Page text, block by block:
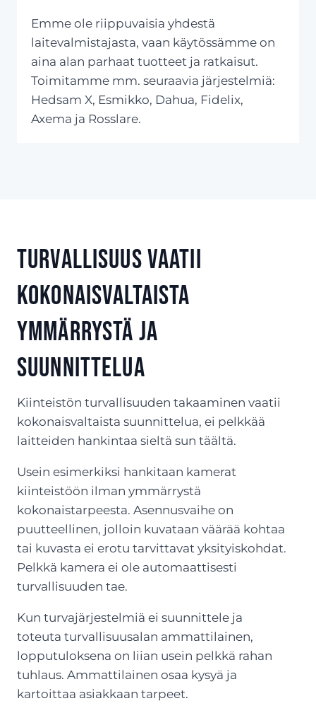
Emme ole riippuvaisia yhdestä
laitevalmistajasta, vaan käytössämme on
aina alan parhaat tuotteet ja ratkaisut.
Toimitamme mm. seuraavia järjestelmiä:
Hedsam X, Esmikko, Dahua, Fidelix,
Axema ja Rosslare.
Turvallisuus vaatii
kokonaisvaltaista
ymmärrystä ja
suunnittelua
Kiinteistön turvallisuuden takaaminen vaatii
kokonaisvaltaista suunnittelua, ei pelkkää
laitteiden hankintaa sieltä sun täältä.
Usein esimerkiksi hankitaan kamerat
kiinteistöön ilman ymmärrystä
kokonaistarpeesta. Asennusvaihe on
puutteellinen, jolloin kuvataan väärää kohtaa
tai kuvasta ei erotu tarvittavat yksityiskohdat.
Pelkkä kamera ei ole automaattisesti
turvallisuuden tae.
Kun turvajärjestelmiä ei suunnittele ja
toteuta turvallisuusalan ammattilainen,
lopputuloksena on liian usein pelkkä rahan
tuhlaus. Ammattilainen osaa kysyä ja
kartoittaa asiakkaan tarpeet.